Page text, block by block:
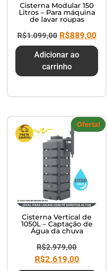
Cisterna Modular 150
Litros – Para máquina
de lavar roupas
R$1.099,00 R$889,00
Adicionar ao
carrinho
Oferta!
Cisterna Vertical de
1050L – Captação de
Água da chuva
R$2.979,00
R$2.619,00